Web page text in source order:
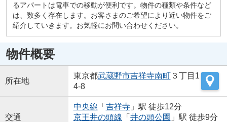
るアパートは電車での移動が便利です。物件の種類や条件など
は、数多く存在します。お客さまのご希望により近い物件をご
紹介していきます。お気軽にお問い合わせください。
物件概要
所在地
東京都武蔵野市吉祥寺南町３丁目1
4-8
交通
中央線 「 吉祥寺」駅 徒歩12分
京王井の頭線 「 井の頭公園 」駅 徒歩9分